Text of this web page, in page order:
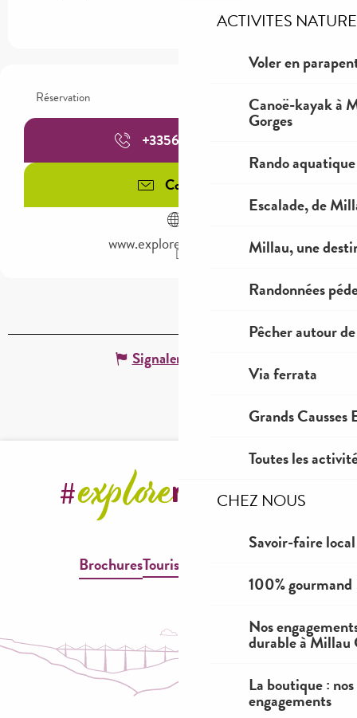
ACTIVITES NATURE
Voler en
Canoë-kayak à
Gorges
Rando
Escalade, de
Millau, une
Randonnées
Pêcher autour
Via ferrata
Grands Causses
Toutes les
CHEZ NOUS
Savoir-faire local
100% gourmand
Nos
durable à Millau
La boutique :
engagements
Réservation
+335656002
Contacter
www.explore-millau.com
Signaler une erreur
BrochuresTourisme & Handicap